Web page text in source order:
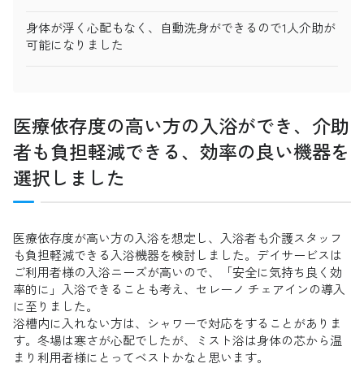
身体が浮く心配もなく、自動洗身ができるので1人介助が
可能になりました
医療依存度の高い方の入浴ができ、介助
者も負担軽減できる、効率の良い機器を
選択しました
医療依存度が高い方の入浴を想定し、入浴者も介護スタッフ
も負担軽減できる入浴機器を検討しました。デイサービスは
ご利用者様の入浴ニーズが高いので、「安全に気持ち良く効
率的に」入浴できることも考え、セレーノ チェアインの導入
に至りました。
浴槽内に入れない方は、シャワーで対応をすることがありま
す。冬場は寒さが心配でしたが、ミスト浴は身体の芯から温
まり利用者様にとってベストかなと思います。